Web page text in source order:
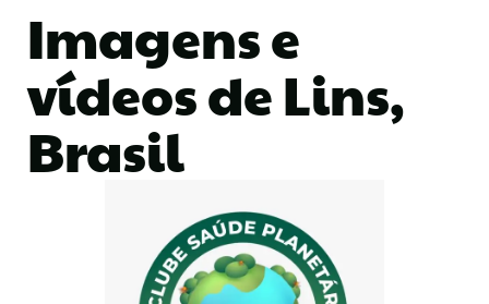
Imagens e
vídeos de Lins,
Brasil